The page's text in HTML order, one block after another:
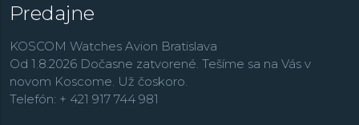
Predajne
KOSCOM Watches Avion Bratislava
Od 1.8.2026 Dočasne zatvorené. Tešíme sa na Vás v
novom Koscome. Už čoskoro.
Telefón: + 421 917 744 981